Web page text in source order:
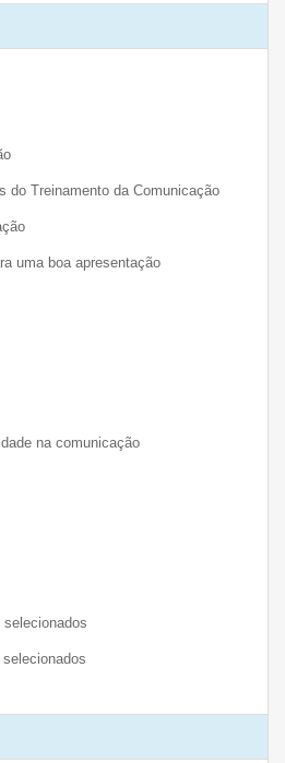
do Treinamento da Comunicação
uma boa apresentação
na comunicação